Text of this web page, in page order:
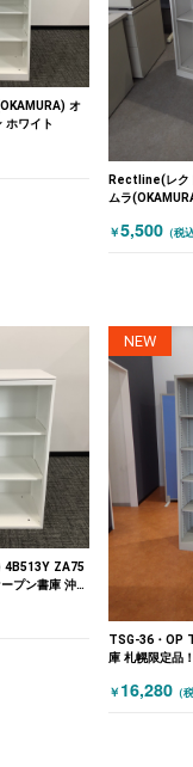
オ
ホワイト
Rectline(レク
ムラ
￥5,500 （税
4B513Y ZA75
プン書庫 沖縄
NEW
TSG-36・OP
庫 札幌限定品！
￥ 16,280 （